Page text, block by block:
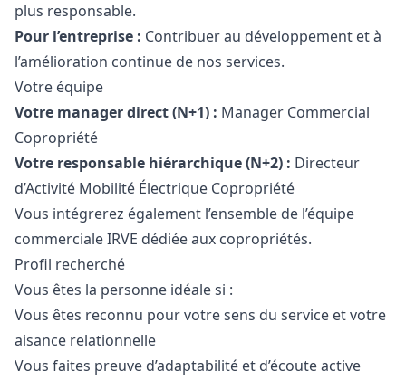
plus responsable.
Pour l’entreprise : Contribuer au développement et à
l’amélioration continue de nos services.
Votre équipe
Votre managerdirect (N+1) : Manager Commercial
Copropriété
Votre responsable hiérarchique (N+2) : Directeur
d’Activité Mobilité Électrique Copropriété
Vous intégrerez également l’ensemble de l’équipe
commerciale IRVE dédiée aux copropriétés.
Profil recherché
Vous êtes la personne idéale si :
Vous êtes reconnu pour votre sens du service et votre
aisance relationnelle
Vous faites preuve d’adaptabilité et d’écoute active